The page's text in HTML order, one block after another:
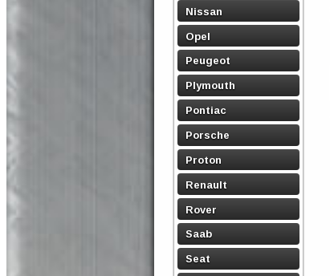
Nissan
Opel
Peugeot
Plymouth
Pontiac
Porsche
Proton
Renault
Rover
Saab
Seat